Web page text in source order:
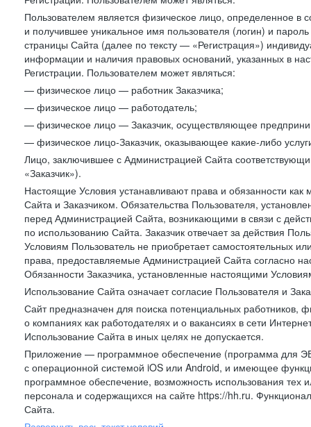
Пользователем является физическое лицо, определенное в
и получившее уникальное имя пользователя (логин) и
страницы Сайта (далее по тексту — «Регистрация»)
информации и наличия правовых оснований, указанных в
Регистрации. Пользователем может являться:
— физическое лицо — работник Заказчика;
— физическое лицо — работодатель;
— физическое лицо — Заказчик, осуществляющее
— физическое лицо-Заказчик, оказывающее какие-либо
Лицо, заключившее с Администрацией Сайта
«Заказчик»).
Настоящие Условия устанавливают права и обязанности
Сайта и Заказчиком. Обязательства Пользователя,
перед Администрацией Сайта, возникающими в связи с
по использованию Сайта. Заказчик отвечает за действия
Условиям Пользователь не приобретает самостоятельных
права, предоставляемые Администрацией Сайта согласно
Обязанности Заказчика, установленные настоящими
Использование Сайта означает согласие Пользователя и
Сайт предназначен для поиска потенциальных
о компаниях как работодателях и о вакансиях в сети
Использование Сайта в иных целях не допускается.
Приложение — программное обеспечение (программа для
с операционной системой iOS или Android, и имеющее
программное обеспечение, возможность использования
персонала и содержащихся на сайте https://hh.ru.
Сайта.